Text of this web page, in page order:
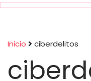
Inicio ciberdelitos